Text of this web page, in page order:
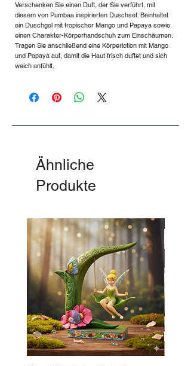
Verschenken Sie einen Duft, der Sie verführt, mit
diesem von Pumbaa inspirierten Duschset. Beinhaltet
ein Duschgel mit tropischer Mango und Papaya sowie
einen Charakter-Körperhandschuh zum Einschäumen.
Tragen Sie anschließend eine Körperlotion mit Mango
und Papaya auf, damit die Haut frisch duftet und sich
weich anfühlt.
Ähnliche
Produkte